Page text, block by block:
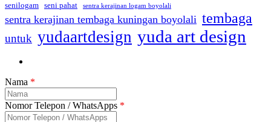
senilogam seni pahat sentra kerajinan logam boyolali
sentra kerajinan tembaga kuningan boyolali tembaga
untuk yudaartdesign yuda art design
Nama *
Nomor Telepon / WhatsApps *